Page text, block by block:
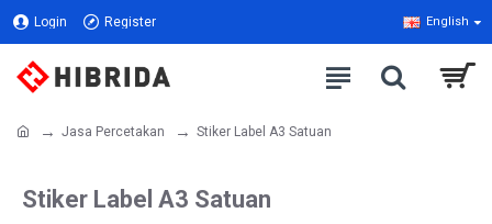
Login Register English
Jasa Percetakan Stiker Label A3 Satuan
Stiker Label A3 Satuan